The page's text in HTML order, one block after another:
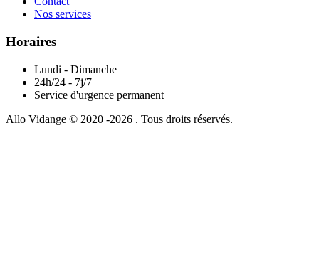
Nos services
Horaires
Lundi - Dimanche
24h/24 - 7j/7
Service d'urgence permanent
Allo Vidange © 2020 -2026 . Tous droits réservés.